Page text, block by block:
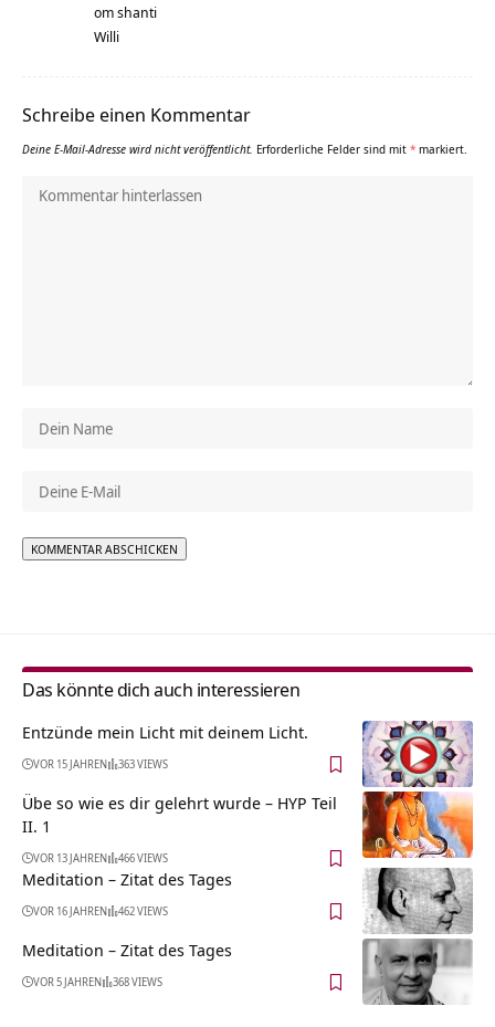
om shanti
Willi
Schreibe einen Kommentar
Deine E-Mail-Adresse wird nicht veröffentlicht. Erforderliche Felder sind mit * markiert.
Das könnte dich auch interessieren
Entzünde mein Licht mit deinem Licht.
VOR 15 JAHREN 363 VIEWS
Übe so wie es dir gelehrt wurde – HYP Teil
II. 1
VOR 13 JAHREN 466 VIEWS
Meditation – Zitat des Tages
VOR 16 JAHREN 462 VIEWS
Meditation – Zitat des Tages
VOR 5 JAHREN 368 VIEWS